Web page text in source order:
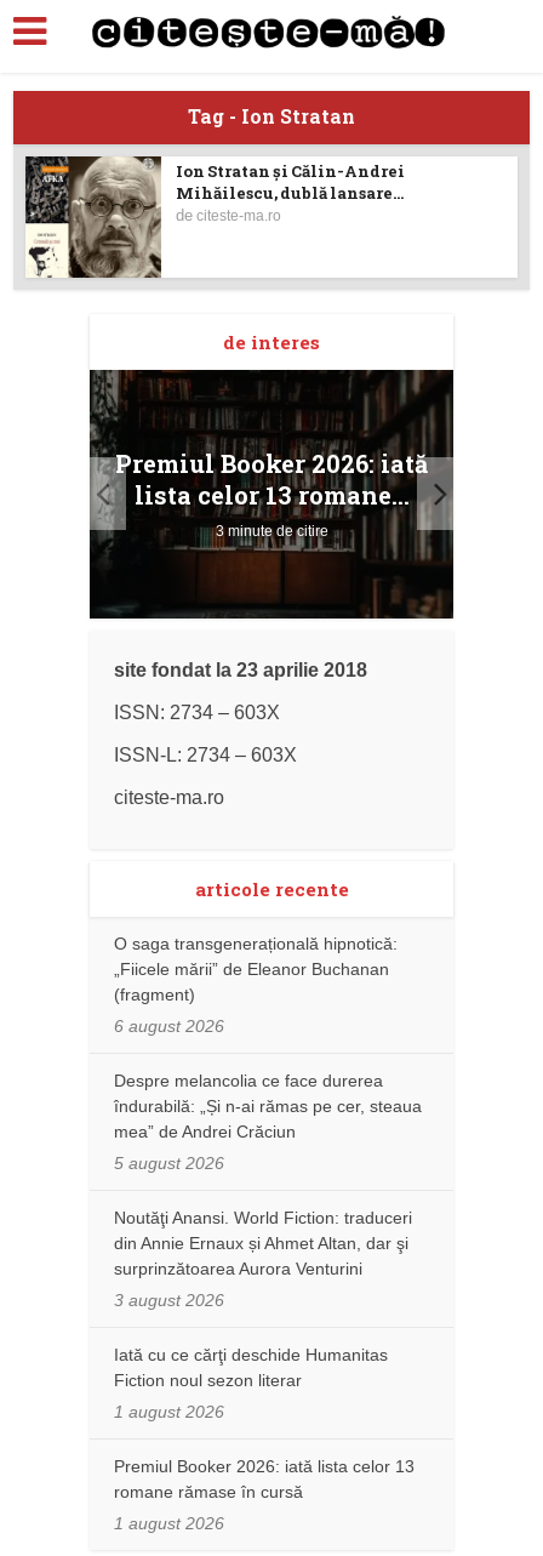
Tag - Ion Stratan
Ion Stratan și Călin-Andrei
Mihăilescu, dublă lansare...
deciteste-ma.ro
de interes
Premiul Booker 2026: iată
lista celor 13 romane...
3 minute de citire
site fondat la 23 aprilie 2018
ISSN: 2734 – 603X
ISSN-L: 2734 – 603X
citeste-ma.ro
articole recente
O saga transgenerațională hipnotică:
„Fiicele mării” de Eleanor Buchanan
(fragment)
6 august 2026
Despre melancolia ce face durerea
îndurabilă: „Și n-ai rămas pe cer, steaua
mea” de Andrei Crăciun
5 august 2026
Noutăţi Anansi. World Fiction: traduceri
din Annie Ernaux și Ahmet Altan, dar şi
surprinzătoarea Aurora Venturini
3 august 2026
Iată cu ce cărţi deschide Humanitas
Fiction noul sezon literar
1 august 2026
Premiul Booker 2026: iată lista celor 13
romane rămase în cursă
1 august 2026